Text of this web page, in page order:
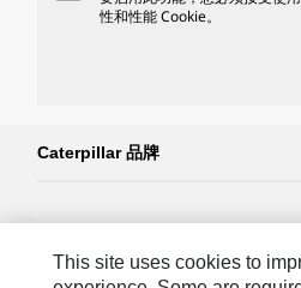
性和性能 Cookie。
Caterpillar 品牌
This site uses cookies to